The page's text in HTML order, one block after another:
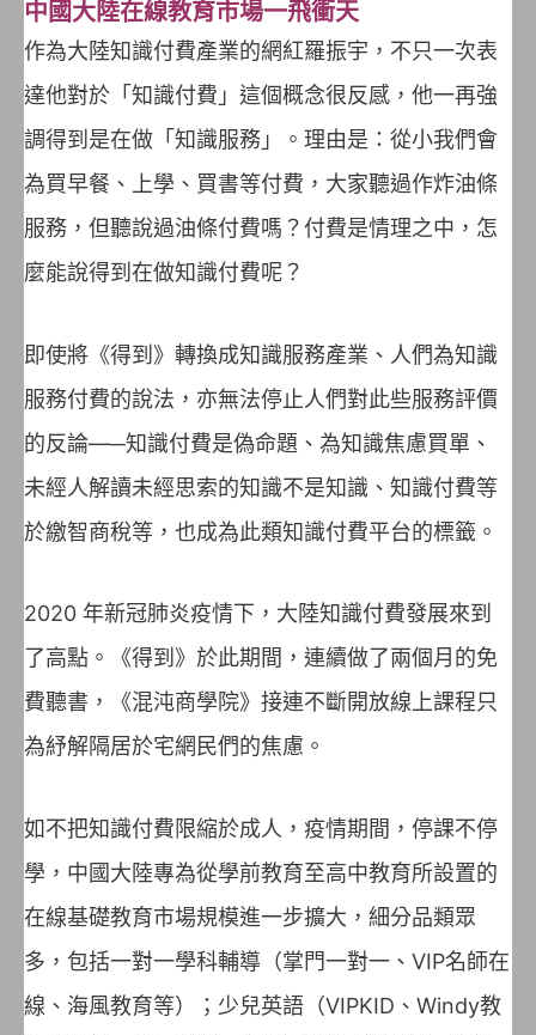
中國大陸在線教育市場一飛衝天
作為大陸知識付費產業的網紅羅振宇，不只一次表
達他對於「知識付費」這個概念很反感，他一再強
調得到是在做「知識服務」。理由是：從小我們會
為買早餐、上學、買書等付費，大家聽過作炸油條
服務，但聽說過油條付費嗎？付費是情理之中，怎
麼能說得到在做知識付費呢？
即使將《得到》轉換成知識服務產業、人們為知識
服務付費的說法，亦無法停止人們對此些服務評價
的反論—─知識付費是偽命題、為知識焦慮買單、
未經人解讀未經思索的知識不是知識、知識付費等
於繳智商稅等，也成為此類知識付費平台的標籤。
2020 年新冠肺炎疫情下，大陸知識付費發展來到
了高點。《得到》於此期間，連續做了兩個月的免
費聽書，《混沌商學院》接連不斷開放線上課程只
為紓解隔居於宅網民們的焦慮。
如不把知識付費限縮於成人，疫情期間，停課不停
學，中國大陸專為從學前教育至高中教育所設置的
在線基礎教育市場規模進一步擴大，細分品類眾
多，包括一對一學科輔導（掌門一對一、VIP名師在
線、海風教育等）；少兒英語（VIPKID、Windy教